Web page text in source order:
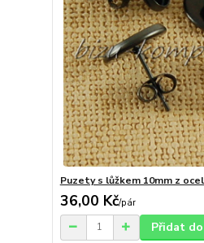
Puzety s lůžkem 10mm z
36,00 Kč/pár
Přidat